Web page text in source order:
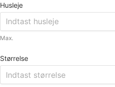
Husleje
Max.
Størrelse